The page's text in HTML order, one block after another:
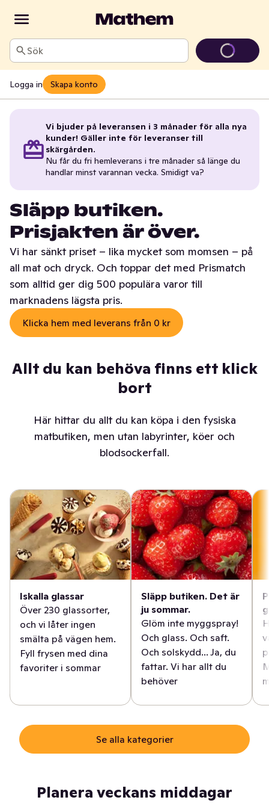
Sök
Logga in Skapa konto
Vi bjuder på leveransen i 3 månader för alla nya
kunder! Gäller inte för leveranser till
skärgården.
Nu får du fri hemleverans i tre månader så länge du
handlar minst varannan vecka. Smidigt va?
Släpp butiken.
Prisjakten är över.
Vi har sänkt priset – lika mycket som momsen – på
all mat och dryck. Och toppar det med Prismatch
som alltid ger dig 500 populära varor till
marknadens lägsta pris.
Klicka hem med leverans från 0 kr
Allt du kan behöva finns ett klick
bort
Här hittar du allt du kan köpa i den fysiska
matbutiken, men utan labyrinter, köer och
blodsockerfall.
Iskalla glassar
Över 230 glassorter,
och vi låter ingen
smälta på vägen hem.
Fyll frysen med dina
favoriter i sommar
Släpp butiken. Det är
ju sommar.
Glöm inte myggspray!
Och glass. Och saft.
Och solskydd... Ja, du
fattar. Vi har allt du
behöver
Se alla kategorier
Planera veckans middagar